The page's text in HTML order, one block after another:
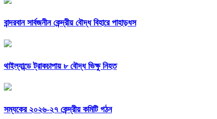
বান্দরবান সার্বজনীন কেন্দ্রীয় বৌদ্ধ বিহারে পাহাড়ধস
থাইল্যান্ডে ট্রাকচাপায় ৮ বৌদ্ধ ভিক্ষু নিহত
সম্যকের ২০২৬-২৭ কেন্দ্রীয় কমিটি গঠন